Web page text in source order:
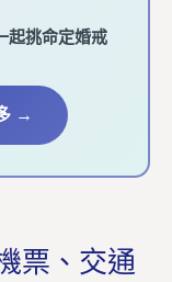
起挑命定婚戒
→
票、交通